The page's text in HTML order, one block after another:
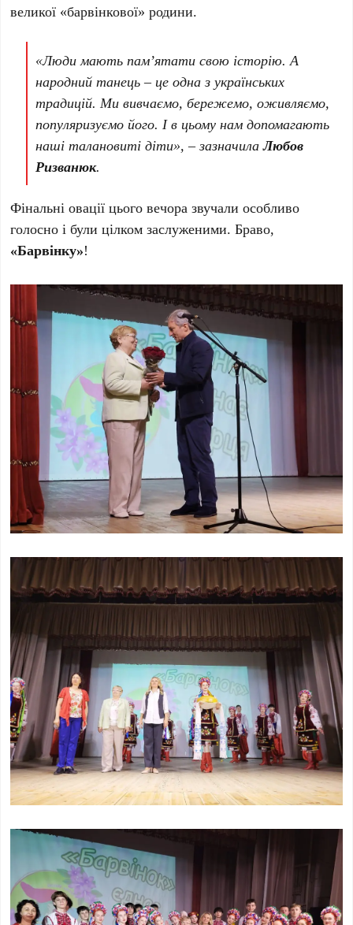
великої «барвінкової» родини.
«Люди мають пам’ятати свою історію. А
народний танець – це одна з українських
традицій. Ми вивчаємо, бережемо, оживляємо,
популяризуємо його. І в цьому нам допомагають
наші талановиті діти», – зазначилаЛюбов
Ризванюк.
Фінальні овації цього вечора звучали особливо
голосно і були цілком заслуженими. Браво,
«Барвінку»!